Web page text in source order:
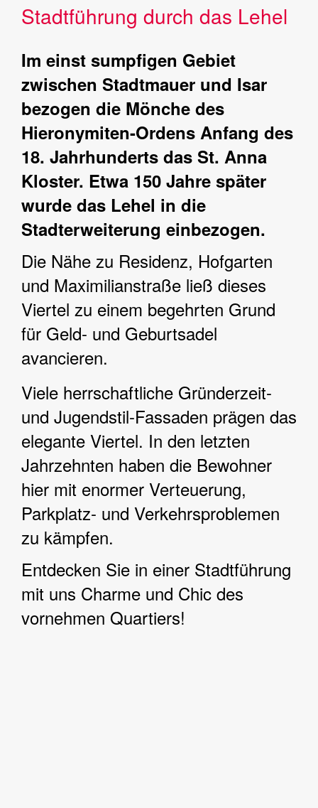
Stadtführung durch das Lehel
Im einst sumpfigen Gebiet
zwischen Stadtmauer und Isar
bezogen die Mönche des
Hieronymiten-Ordens Anfang des
18. Jahrhunderts das St. Anna
Kloster. Etwa 150 Jahre später
wurde das Lehel in die
Stadterweiterung einbezogen.
Die Nähe zu Residenz, Hofgarten
und Maximilianstraße ließ dieses
Viertel zu einem begehrten Grund
für Geld- und Geburtsadel
avancieren.
Viele herrschaftliche Gründerzeit-
und Jugendstil-Fassaden prägen das
elegante Viertel. In den letzten
Jahrzehnten haben die Bewohner
hier mit enormer Verteuerung,
Parkplatz- und Verkehrsproblemen
zu kämpfen.
Entdecken Sie in einer Stadtführung
mit uns Charme und Chic des
vornehmen Quartiers!